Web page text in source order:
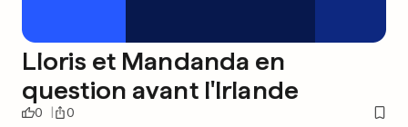
Lloris et Mandanda en
question avant l'Irlande
0 0